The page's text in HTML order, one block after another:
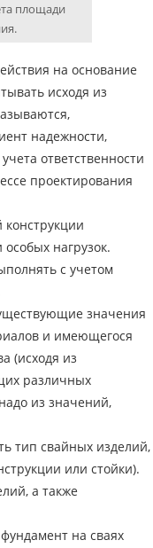
площади
на основание
исходя из
надежности,
ответственности
проектирования
конструкции
нагрузок.
с учетом
значения
и имеющегося
(исходя из
различных
из значений,
тип свайных изделий,
или стойки).
а также
на сваях